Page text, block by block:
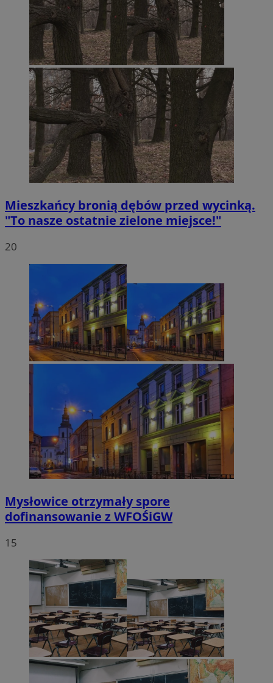
Mieszkańcy bronią dębów przed wycinką.
"To nasze ostatnie zielone miejsce!"
20
Mysłowice otrzymały spore
dofinansowanie z WFOŚiGW
15